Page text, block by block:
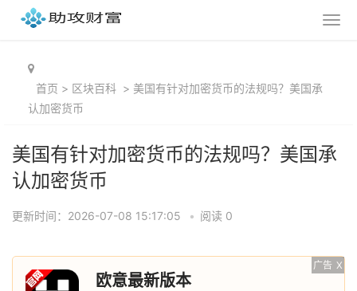
首页 > 区块百科 > 美国有针对加密货币的法规吗？美国承
认加密货币
美国有针对加密货币的法规吗？美国承
认加密货币
更新时间：2026-07-08 15:17:05 • 阅读 0
广告 X
欧意最新版本